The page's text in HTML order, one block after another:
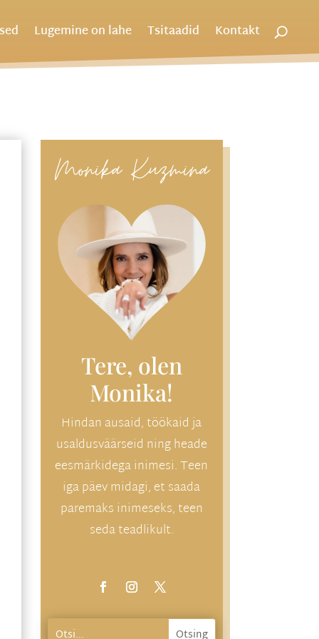
Lugemine on lahe Tsitaadid Kontakt
Monika Kuzmina
Tere, olen
Monika!
Hindan ausaid, töökaid ja
usaldusväärseid ning heade
eesmärkidega inimesi. Teen
iga päev midagi, et saada
paremaks inimeseks, teen
seda teadlikult.